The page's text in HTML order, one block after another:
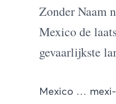
Zonder Naam
Mexico de
gevaarlijkste
Mexico …